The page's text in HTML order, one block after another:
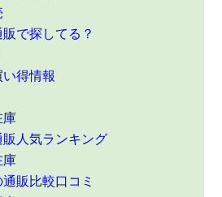
で探してる？
得情報
庫
人気ランキング
庫
販比較口コミ